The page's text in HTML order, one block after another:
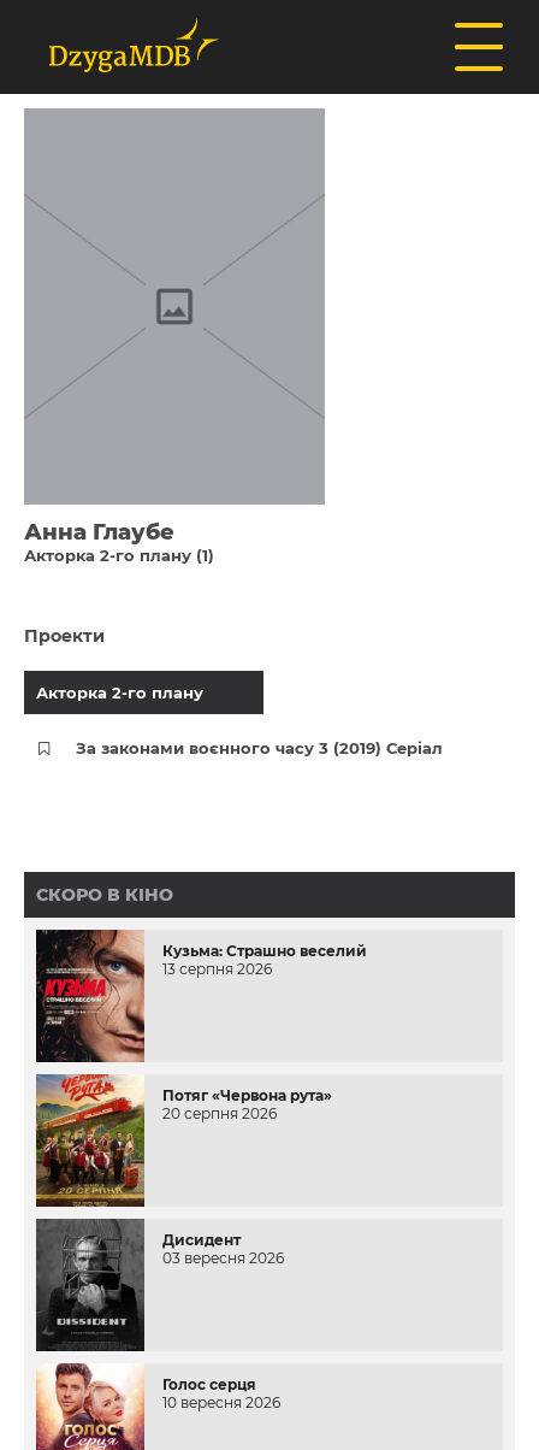
Анна Глаубе
Акторка 2-го плану (1)
Проекти
Акторка 2-го плану
За законами воєнного часу 3 (2019) Серіал
СКОРО В КІНО
Кузьма: Страшно веселий
13 серпня 2026
Потяг «Червона рута»
20 серпня 2026
Дисидент
03 вересня 2026
Голос серця
10 вересня 2026